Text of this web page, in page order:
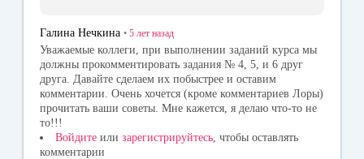
Галина Нечкина • 5 лет назад
Уважаемые коллеги, при выполнении заданий курса мы
должны прокомментировать задания № 4, 5, и 6 друг
друга. Давайте сделаем их побыстрее и оставим
комментарии. Очень хочется (кроме комментариев Лоры)
прочитать ваши советы. Мне кажется, я делаю что-то не
то!!!
Войдите или зарегистрируйтесь , чтобы оставлять
комментарии